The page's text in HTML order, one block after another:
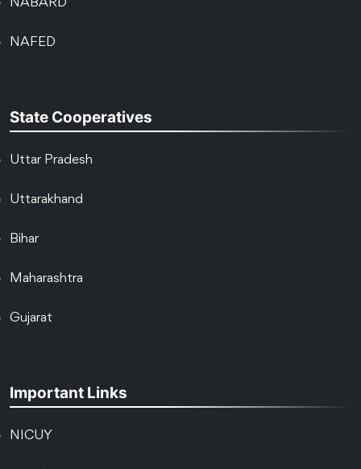
NABARD
NAFED
State Cooperatives
Uttar Pradesh
Uttarakhand
Bihar
Maharashtra
Gujarat
Important Links
NICUY